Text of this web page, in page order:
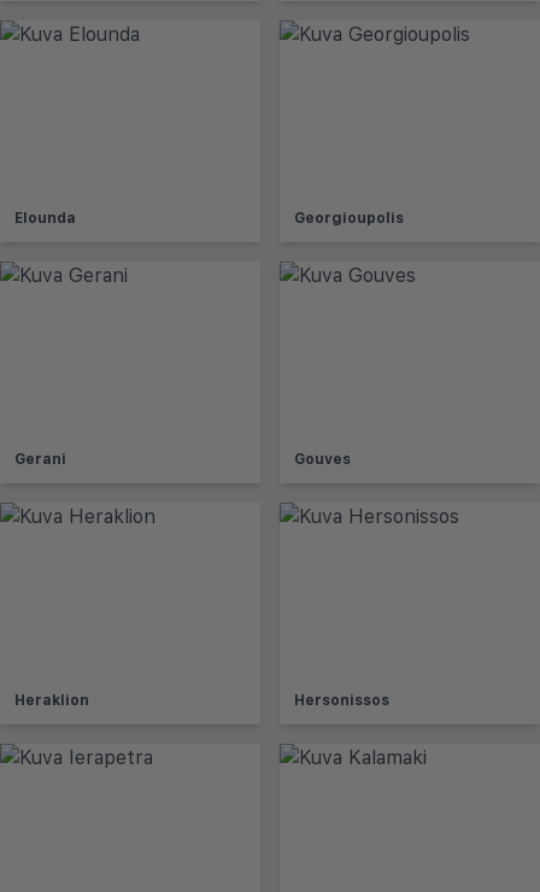
Elounda Georgioupolis
Gerani Gouves
Heraklion Hersonissos